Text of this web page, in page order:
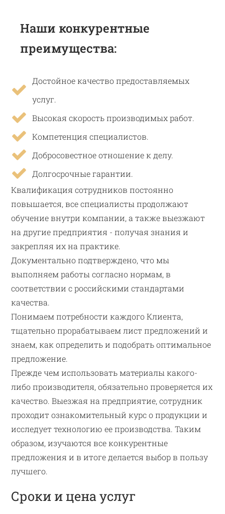
Наши конкурентные
преимущества:
Достойное качество предоставляемых
услуг.
Высокая скорость производимых работ.
Компетенция специалистов.
Добросовестное отношение к делу.
Долгосрочные гарантии.
Квалификация сотрудников постоянно
повышается, все специалисты продолжают
обучение внутри компании, а также выезжают
на другие предприятия - получая знания и
закрепляя их на практике.
Документально подтверждено, что мы
выполняем работы согласно нормам, в
соответствии с российскими стандартами
качества.
Понимаем потребности каждого Клиента,
тщательно прорабатываем лист предложений и
знаем, как определить и подобрать оптимальное
предложение.
Прежде чем использовать материалы какого-
либо производителя, обязательно проверяется их
качество. Выезжая на предприятие, сотрудник
проходит ознакомительный курс о продукции и
исследует технологию ее производства. Таким
образом, изучаются все конкурентные
предложения и в итоге делается выбор в пользу
лучшего.
Сроки и цена услуг